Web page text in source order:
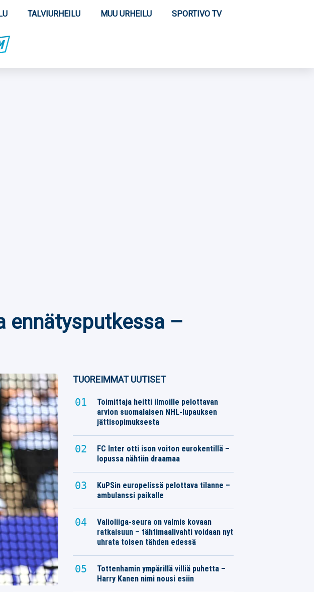
TALVIURHEILU MUU URHEILU SPORTIVO TV
ennätysputkessa –
TUOREIMMAT UUTISET
Toimittaja heitti ilmoille pelottavan
arvion suomalaisen NHL-lupauksen
jättisopimuksesta
FC Inter otti ison voiton eurokentillä –
lopussa nähtiin draamaa
KuPSin europelissä pelottava tilanne –
ambulanssi paikalle
Valioliiga-seura on valmis kovaan
ratkaisuun – tähtimaalivahti voidaan nyt
uhrata toisen tähden edessä
Tottenhamin ympärillä villiä puhetta –
Harry Kanen nimi nousi esiin